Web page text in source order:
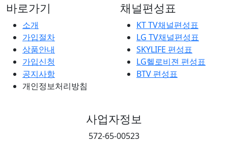
바로가기
소개
가입절차
상품안내
가입신청
공지사항
개인정보처리방침
채널편성표
KT TV채널편성표
LG TV채널편성표
SKYLIFE 편성표
LG헬로비젼 편성표
BTV 편성표
사업자정보
572-65-00523